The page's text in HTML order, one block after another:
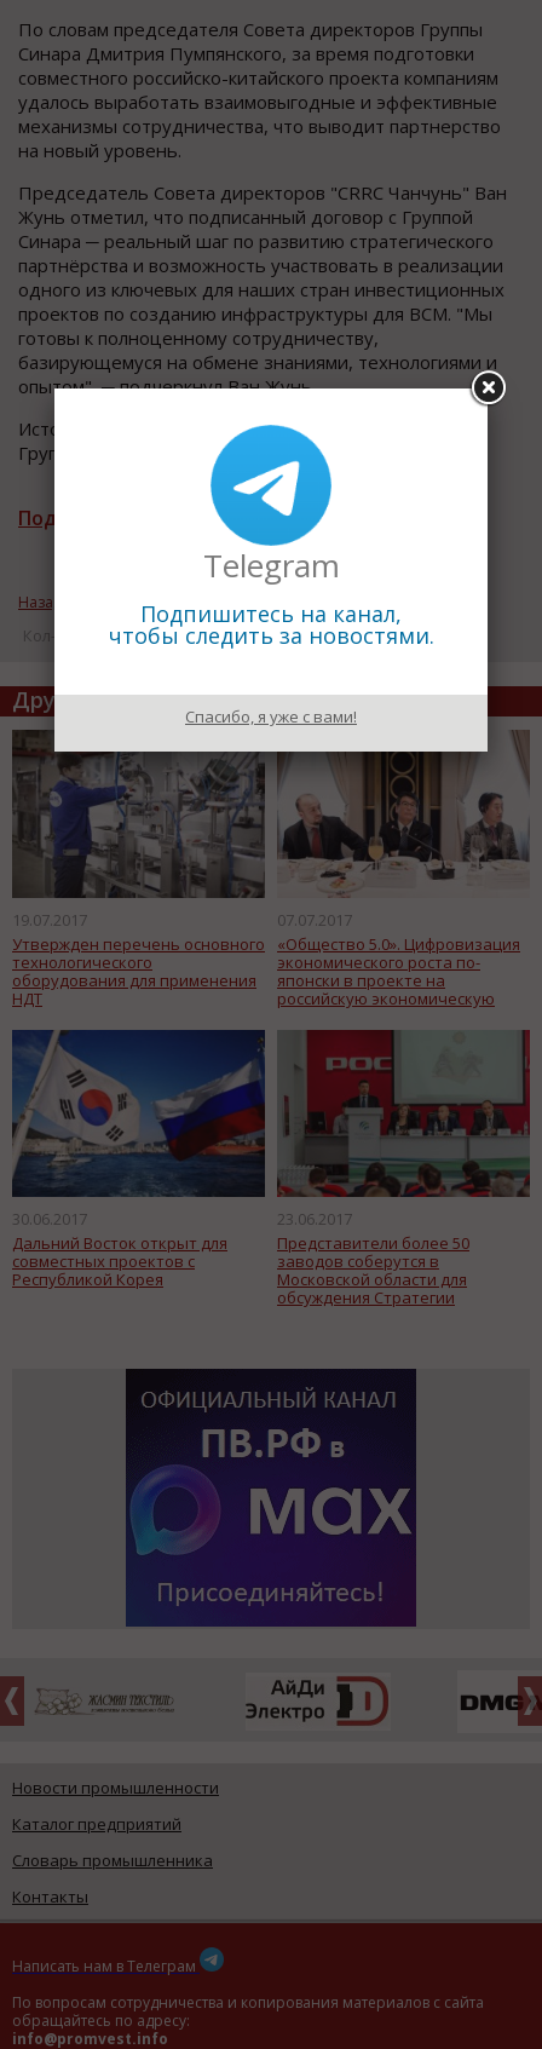
По словам председателя Совета директоров Группы
Синара Дмитрия Пумпянского, за время подготовки
совместного российско-китайского проекта компаниям
удалось выработать взаимовыгодные и эффективные
механизмы сотрудничества, что выводит партнерство
на новый уровень.
Председатель Совета директоров "CRRC Чанчунь" Ван
Жунь отметил, что подписанный договор с Группой
Синара ─ реальный шаг по развитию стратегического
партнёрства и возможность участвовать в реализации
одного из ключевых для наших стран инвестиционных
проектов по созданию инфраструктуры для ВСМ. "Мы
готовы к полноценному сотрудничеству,
базирующемуся на обмене знаниями, технологиями и
опытом", ─ подчеркнул Ван Жунь.
Источник информации: Центр общественных связей
Группы Синара
Подписаться на рассылку новостей
Назад к рубрике «Новости промышленности»
Кол-во просмотров: 16276
Другие статьи по теме
19.07.2017
Утвержден перечень основного
технологического
оборудования для применения
НДТ
07.07.2017
«Общество 5.0». Цифровизация
экономического роста по-
японски в проекте на
российскую экономическую
30.06.2017
Дальний Восток открыт для
совместных проектов с
Республикой Корея
23.06.2017
Представители более 50
заводов соберутся в
Московской области для
обсуждения Стратегии
Новости промышленности
Каталог предприятий
Словарь промышленника
Контакты
Написать нам в Телеграм
По вопросам сотрудничества и копирования материалов с сайта
обращайтесь по адресу:
info@promvest.info
Telegram
Подпишитесь на канал,
чтобы следить за новостями.
Спасибо, я уже с вами!